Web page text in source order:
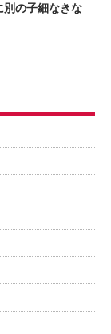
の子細なきな